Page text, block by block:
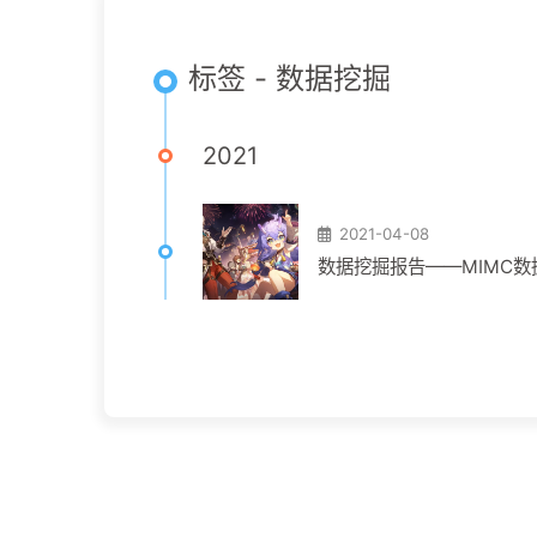
标签 - 数据挖掘
2021
2021-04-08
数据挖掘报告——MIMC数